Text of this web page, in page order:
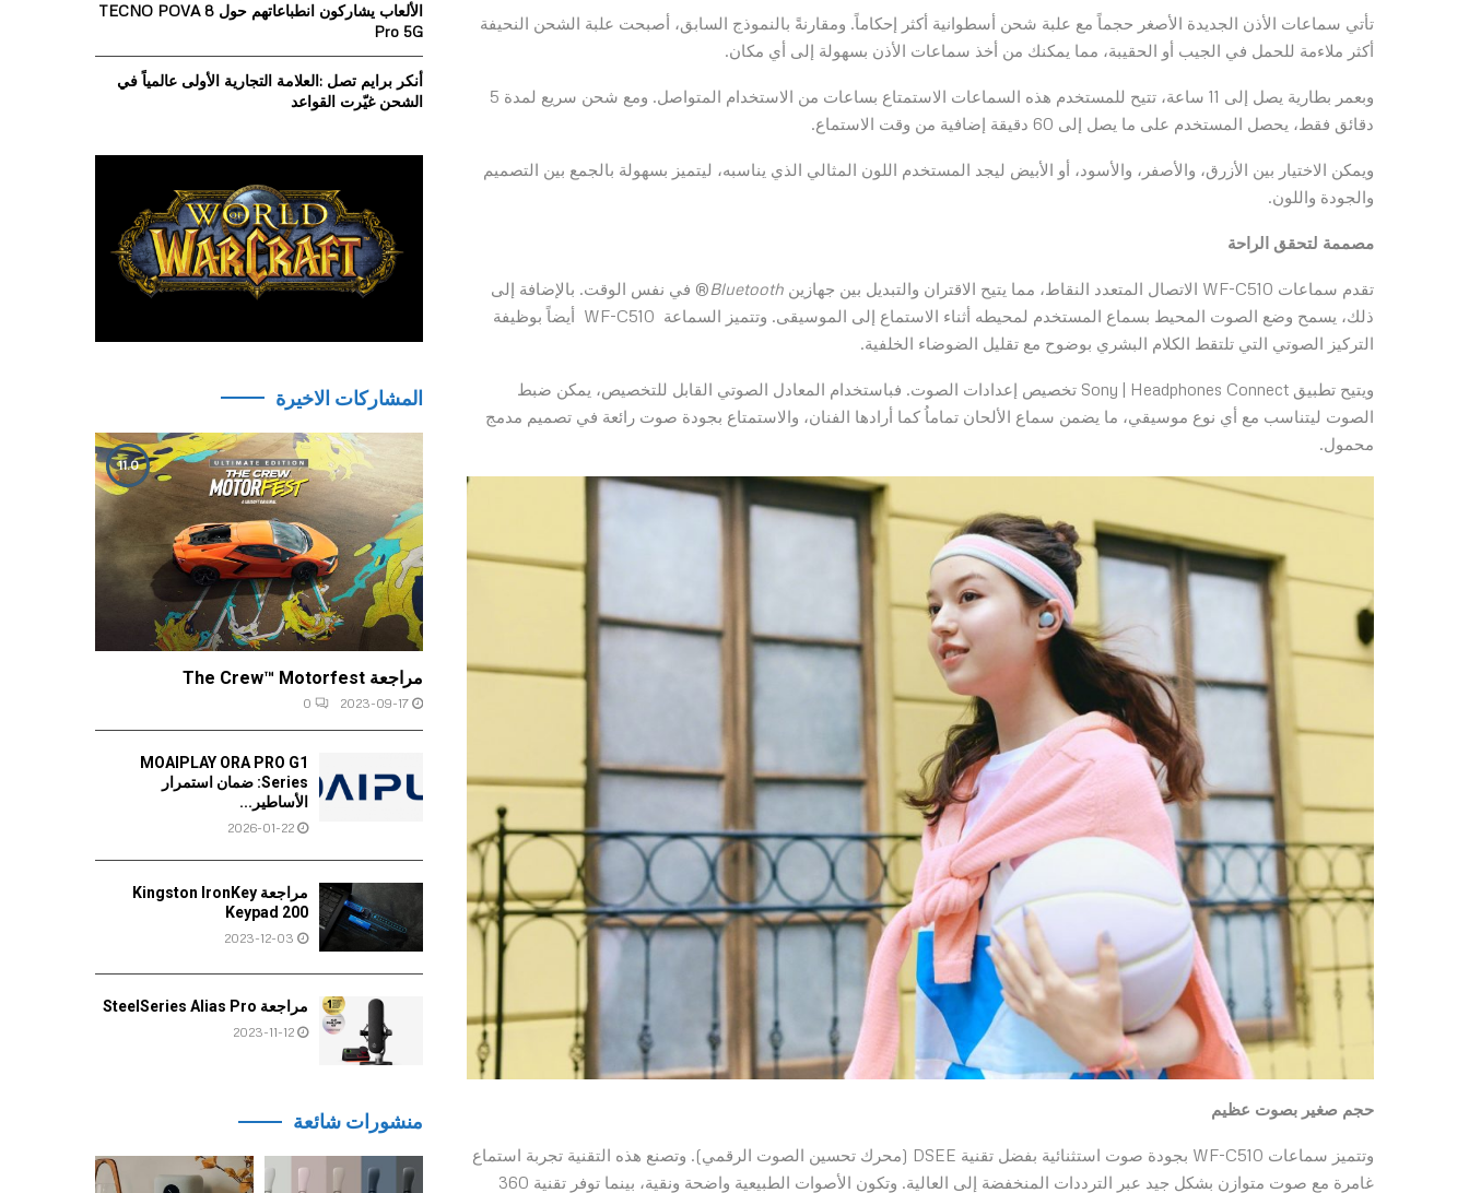
تأتي سماعات الأذن الجديدة الأصغر حجماً مع علبة شحن أسطوانية أكثر إحكاماً. ومقارنةً بالنموذج السابق، أصبحت علبة الشحن النحيفة
أكثر ملاءمة للحمل في الجيب أو الحقيبة، مما يمكنك من أخذ سماعات الأذن بسهولة إلى أي مكان.
وبعمر بطارية يصل إلى 11 ساعة، تتيح للمستخدم هذه السماعات الاستمتاع بساعات من الاستخدام المتواصل. ومع شحن سريع لمدة 5
دقائق فقط، يحصل المستخدم على ما يصل إلى 60 دقيقة إضافية من وقت الاستماع.
ويمكن الاختيار بين الأزرق، والأصفر، والأسود، أو الأبيض ليجد المستخدم اللون المثالي الذي يناسبه، ليتميز بسهولة بالجمع بين التصميم
والجودة واللون.
مصممة لتحقق الراحة
تقدم سماعات WF-C510 الاتصال المتعدد النقاط، مما يتيح الاقتران والتبديل بين جهازين Bluetooth® في نفس الوقت. بالإضافة إلى
ذلك، يسمح وضع الصوت المحيط بسماع المستخدم لمحيطه أثناء الاستماع إلى الموسيقى. وتتميز السماعة WF-C510 أيضاً بوظيفة
التركيز الصوتي التي تلتقط الكلام البشري بوضوح مع تقليل الضوضاء الخلفية.
ويتيح تطبيق Sony | Headphones Connect تخصيص إعدادات الصوت. فباستخدام المعادل الصوتي القابل للتخصيص، يمكن ضبط
الصوت ليتناسب مع أي نوع موسيقي، ما يضمن سماع الألحان تماماُ كما أرادها الفنان، والاستمتاع بجودة صوت رائعة في تصميم مدمج
محمول.
حجم صغير بصوت عظيم
وتتميز سماعات WF-C510 بجودة صوت استثنائية بفضل تقنية DSEE (محرك تحسين الصوت الرقمي). وتصنع هذه التقنية تجربة استماع
غامرة مع صوت متوازن بشكل جيد عبر الترددات المنخفضة إلى العالية. وتكون الأصوات الطبيعية واضحة ونقية، بينما توفر تقنية 360
الألعاب يشاركون انطباعاتهم حول TECNO POVA 8
Pro 5G
أنكر برايم تصل :العلامة التجارية الأولى عالمياً في
الشحن غيّرت القواعد
المشاركات الاخيرة
مراجعة The Crew™ Motorfest
2023-09-17
0
11.0
MOAIPLAY ORA PRO G1
Series: ضمان استمرار
الأساطير...
2026-01-22
مراجعة Kingston IronKey
Keypad 200
2023-12-03
مراجعة SteelSeries Alias Pro
2023-11-12
منشورات شائعة